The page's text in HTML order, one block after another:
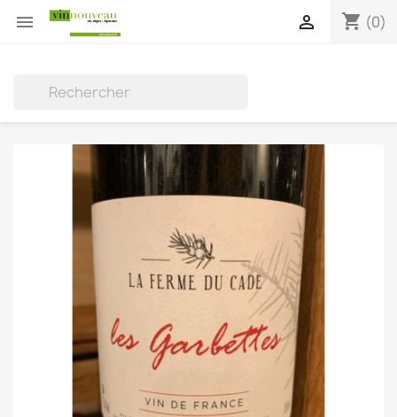
 shopping_cart (0)

